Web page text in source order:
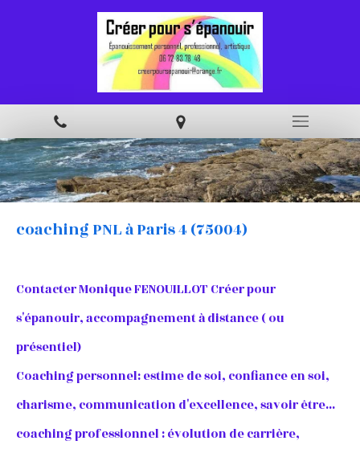
coaching PNL à Paris 4 (75004)
Contacter Monique FENOUILLOT Créer pour
s'épanouir, accompagnement à distance ( ou
présentiel)
Coaching personnel: estime de soi, confiance en soi,
charisme, communication d'excellence, savoir être...
coaching professionnel : évolution de carrière,